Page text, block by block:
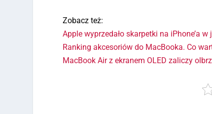
Zobacz też:
Apple wyprzedało skarpetki na iPhone’a w
Ranking akcesoriów do MacBooka. Co
MacBook Air z ekranem OLED zaliczy